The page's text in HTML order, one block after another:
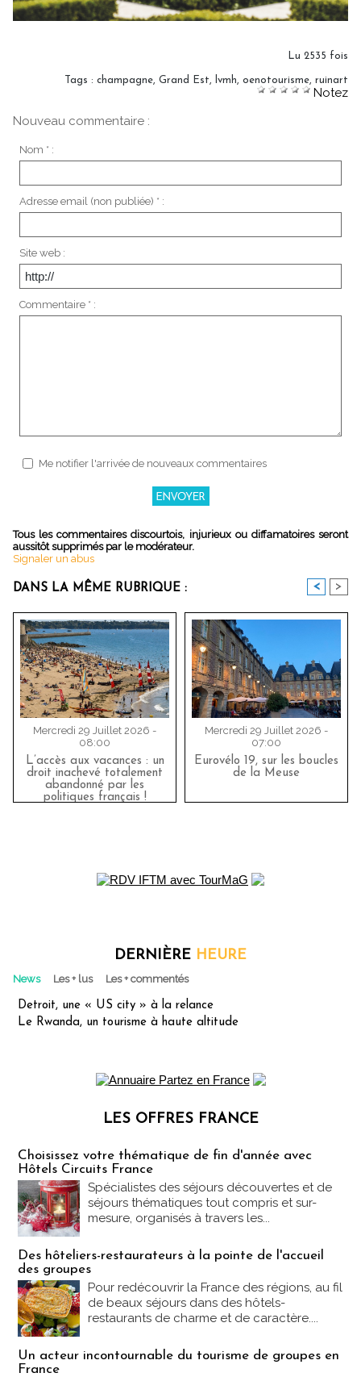
Lu 2535 fois
Tags : champagne, Grand Est, lvmh, oenotourisme, ruinart
Notez
Nouveau commentaire :
Nom * :
Adresse email (non publiée) * :
Site web :
Commentaire * :
Me notifier l'arrivée de nouveaux commentaires
Tous les commentaires discourtois, injurieux ou diffamatoires seront
aussitôt supprimés par le modérateur.
Signaler un abus
DANS LA MÊME RUBRIQUE : < >
Mercredi 29 Juillet 2026 -
08:00
L’accès aux vacances : un
droit inachevé totalement
abandonné par les
politiques français !
Mercredi 29 Juillet 2026 -
07:00
Eurovélo 19, sur les boucles
de la Meuse
DERNIÈRE HEURE
News Les + lus Les + commentés
Detroit, une « US city » à la relance
Le Rwanda, un tourisme à haute altitude
LES OFFRES FRANCE
Choisissez votre thématique de fin d'année avec
Hôtels Circuits France
Spécialistes des séjours découvertes et de
séjours thématiques tout compris et sur-
mesure, organisés à travers les...
Des hôteliers-restaurateurs à la pointe de l'accueil
des groupes
Pour redécouvrir la France des régions, au fil
de beaux séjours dans des hôtels-
restaurants de charme et de caractère....
Un acteur incontournable du tourisme de groupes en
France